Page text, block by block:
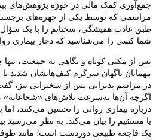
جمع‌آوری کمک مالی در حوزه پژوهش‌های
مراسمی که توسط یکی از چهره‌های
طبق عادت همیشگی، سخنانم را با یک سؤال
شما کسی را می‌شناسید که دچار بیماری
پس از مکثی کوتاه و نگاهی به جمعیت، تنها
مهمانان ناگهان سرگرم کیف‌هایشان شدند
در مراسم پذیرایی پس از سخنرانی نیز،
اگرچه آن‌ها به‌سرعت تلاش‌های «شجاعانه»
درباره بیماری روانی را تحسین می‌کنند،
یا مستقیم را بیان می‌کند. به نظر می‌رسید
یک فاجعه طبیعی دوردست است؛ مانند